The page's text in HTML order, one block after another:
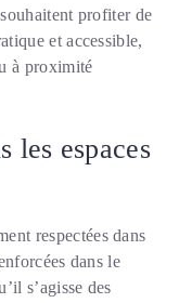
profiter de
et accessible,
à proximité
les espaces
respectées dans
dans le
s’agisse des